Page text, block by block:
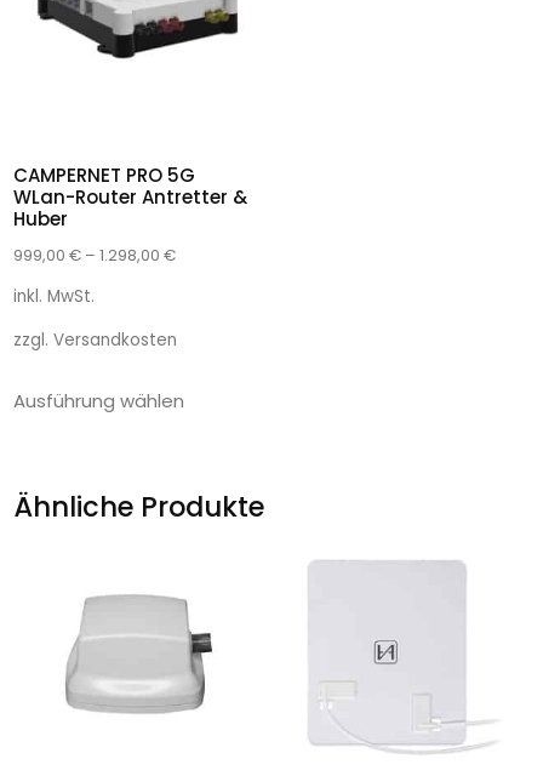
CAMPERNET PRO 5G
WLan-Router Antretter &
Huber
999,00 €– 1.298,00 €
inkl. MwSt.
zzgl. Versandkosten
Ausführung wählen
Ähnliche Produkte